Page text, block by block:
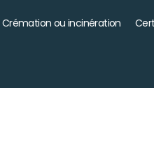
Crémation ou incinération